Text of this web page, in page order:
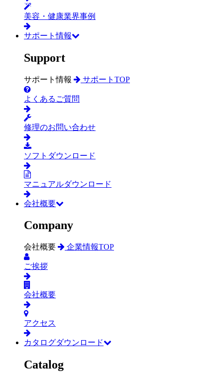
美容・健康業界事例
サポート情報
Support
サポート情報 サポートTOP
よくあるご質問
修理のお問い合わせ
ソフトダウンロード
マニュアルダウンロード
会社概要
Company
会社概要 企業情報TOP
ご挨拶
会社概要
アクセス
カタログダウンロード
Catalog